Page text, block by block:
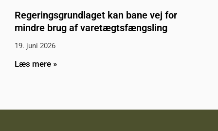
Regeringsgrundlaget kan bane vej for
mindre brug af varetægtsfængsling
19. juni 2026
Læs mere »